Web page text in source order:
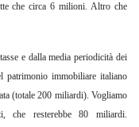
che circa 6 milioni. Altro che
e dalla media periodicità dei
patrimonio immobiliare italiano
(totale 200 miliardi). Vogliamo
che resterebbe 80 miliardi.